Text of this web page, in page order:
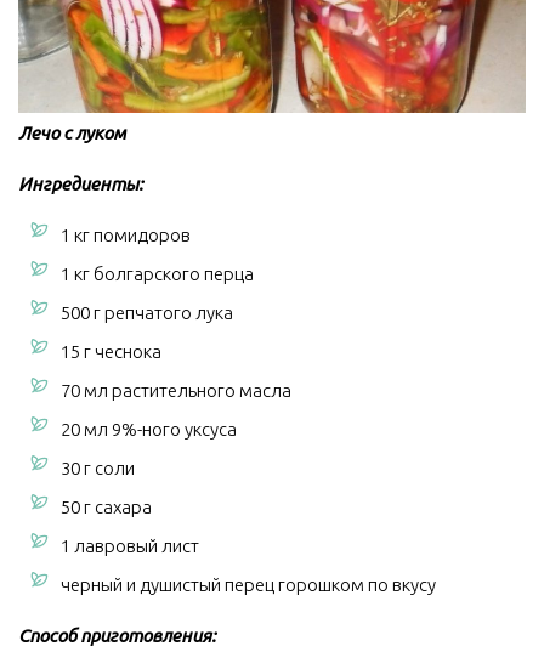
Лечо с луком
Ингредиенты:
1 кг помидоров
1 кг болгарского перца
500 г репчатого лука
15 г чеснока
70 мл растительного масла
20 мл 9%-ного уксуса
30 г соли
50 г сахара
1 лавровый лист
черный и душистый перец горошком по вкусу
Способ приготовления: